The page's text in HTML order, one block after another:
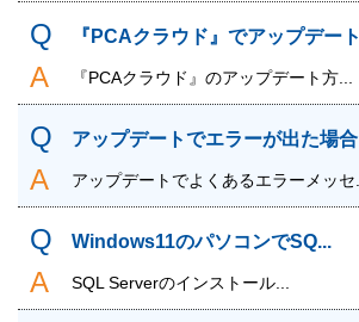
『PCAクラウド』でアップデー
『PCAクラウド』のアップデート方...
アップデートでエラーが出た場合
アップデートでよくあるエラーメッセ...
Windows11のパソコンでSQ...
SQL Serverのインストール...